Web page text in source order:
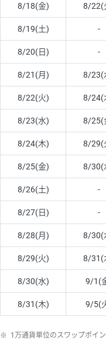
8/18(金) 8/22(
8/19(土) -
8/20(日) -
8/21(月) 8/23(
8/22(火) 8/24(
8/23(水) 8/25(
8/24(木) 8/29(
8/25(金) 8/30(
8/26(土) -
8/27(日) -
8/28(月) 8/30(
8/29(火) 8/31(
8/30(水) 9/1(
8/31(木) 9/5(
※ 1万通貨単位のスワップポイ